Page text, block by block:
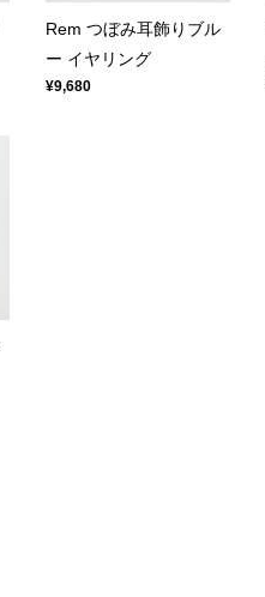
Rem つぼみ耳飾りブル
ー イヤリング
¥9,680